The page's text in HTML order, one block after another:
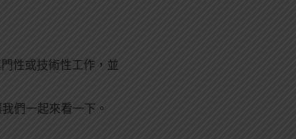
性或技術性工作，並
們一起來看一下。